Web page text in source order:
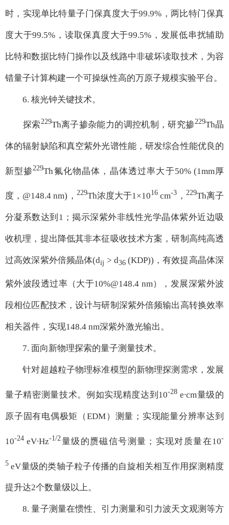
时，实现单比特量子门保真度大于99.9%，两比特门保真
度大于99.5%，读取保真度大于99.5%，发展低串扰辅助
比特和数据比特门操作以及线路中非破坏读取技术，为容
错量子计算构建一个可操纵性高的万原子规模实验平台。
6. 核光钟关键技术。
探索229Th离子掺杂能力的调控机制，研究掺229Th晶
体的辐射缺陷和真空紫外光谱性能，研发综合性能优良的
新型掺229Th氟化物晶体，晶体透过率大于50% (1mm厚
度，@148.4 nm)， 229Th浓度大于1×1016 cm-3 ， 229Th离子
分凝系数达到1；揭示深紫外非线性光学晶体紫外近边吸
收机理，提出降低其非本征吸收技术方案，研制高纯高透
过高效深紫外倍频晶体(dij > d36(KDP))，有效提高晶体深
紫外波段透过率（大于10%@148.4 nm），发展深紫外波
段相位匹配技术，设计与研制深紫外倍频输出高转换效率
相关器件，实现148.4 nm深紫外激光输出。
7. 面向新物理探索的量子测量技术。
针对超越粒子物理标准模型的新物理探测需求，发展
量子精密测量技术。例如实现精度达到10-28 e∙cm量级的
原子固有电偶极矩（EDM）测量；实现能量分辨率达到
10-24 eV∙Hz-1/2量级的赝磁信号测量；实现对质量在10-
5 eV量级的类轴子粒子传播的自旋相关相互作用探测精度
提升达2个数量级以上。
8. 量子测量在惯性、引力测量和引力波天文观测等方